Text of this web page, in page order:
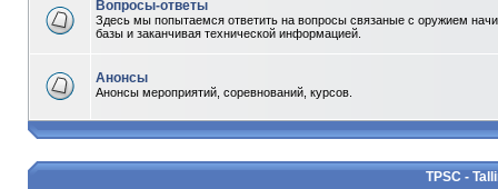
Вопросы-ответы
Здесь мы попытаемся ответить на вопросы связаные с оружием
базы и заканчивая технической информацией.
Анонсы
Анонсы мероприятий, соревнований, курсов.
TPSC -